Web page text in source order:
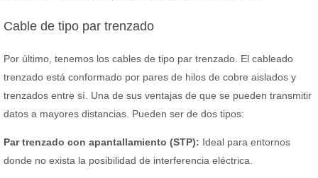
Cable de tipo par trenzado
Por último, tenemos los cables de tipo par trenzado. El cableado
trenzado está conformado por pares de hilos de cobre aislados y
trenzados entre sí. Una de sus ventajas de que se pueden transmitir
datos a mayores distancias. Pueden ser de dos tipos:
Par trenzado con apantallamiento (STP): Ideal para entornos
donde no exista la posibilidad de interferencia eléctrica.